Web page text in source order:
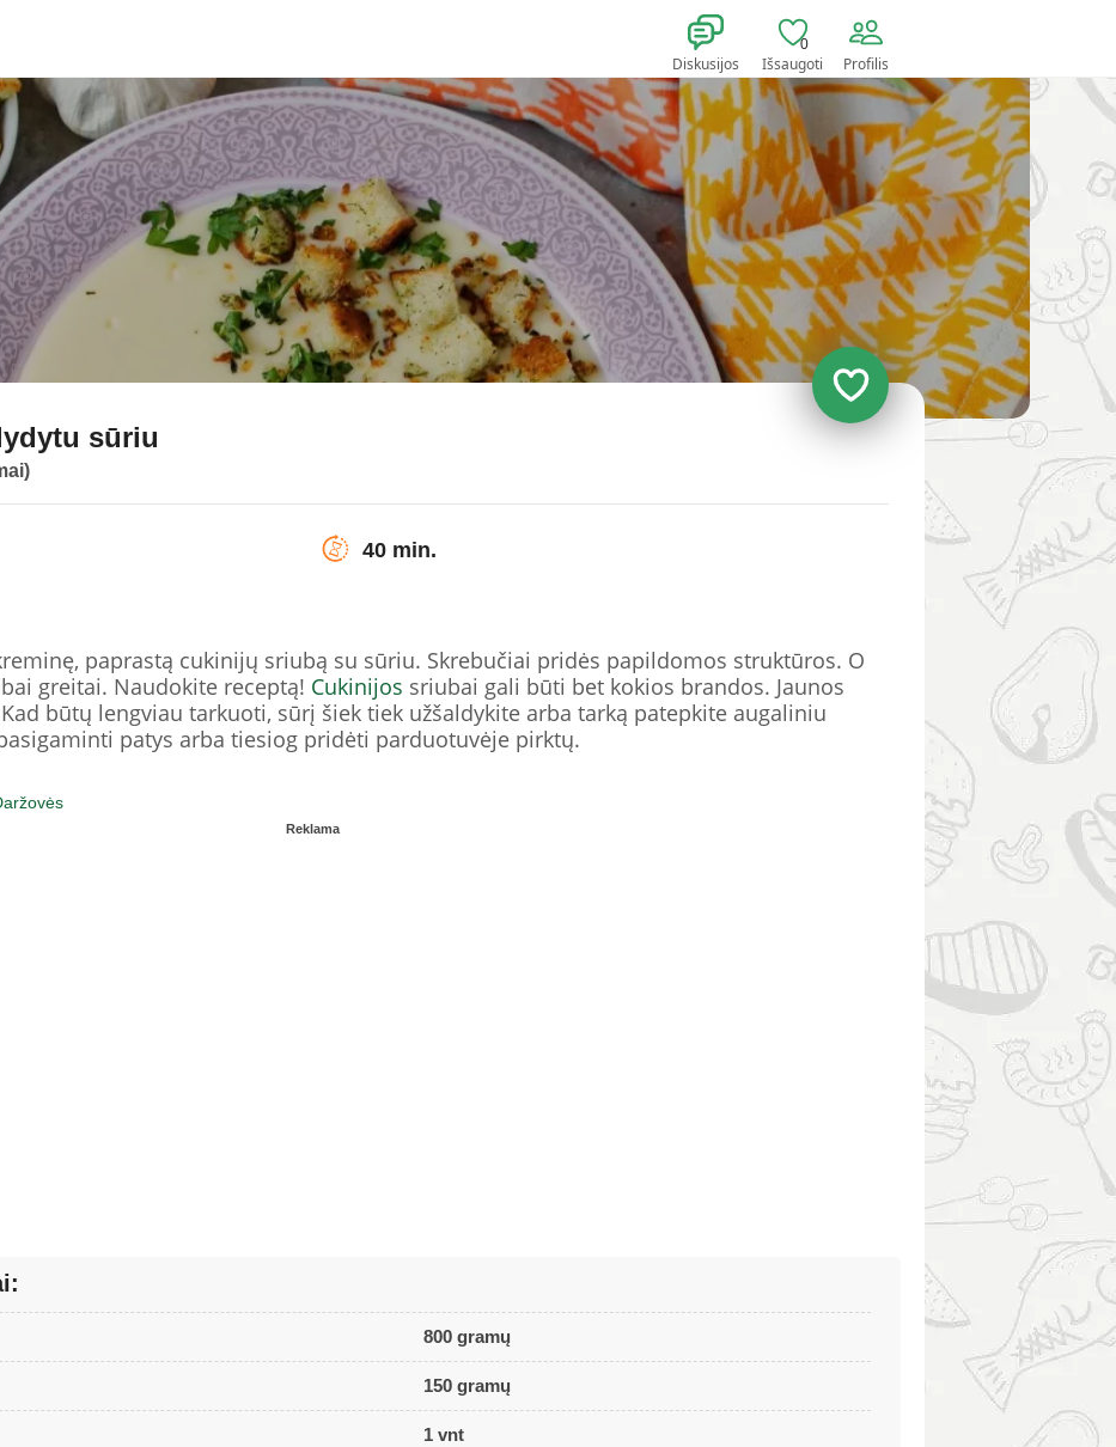
Diskusijos
0
Išsaugoti Profilis
sūriu
40 min.
paprastą cukinijų sriubą su sūriu. Skrebučiai pridės papildomos struktūros. O
greitai. Naudokite receptą! Cukinijos sriubai gali būti bet kokios brandos. Jaunos
būtų lengviau tarkuoti, sūrį šiek tiek užšaldykite arba tarką patepkite augaliniu
patys arba tiesiog pridėti parduotuvėje pirktų.
Reklama
800 gramų
150 gramų
1 vnt